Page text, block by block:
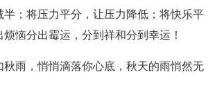
；将压力平分，让压力降低；将快乐平
恼分出霉运，分到祥和分到幸运！
雨，悄悄滴落你心底，秋天的雨悄然无